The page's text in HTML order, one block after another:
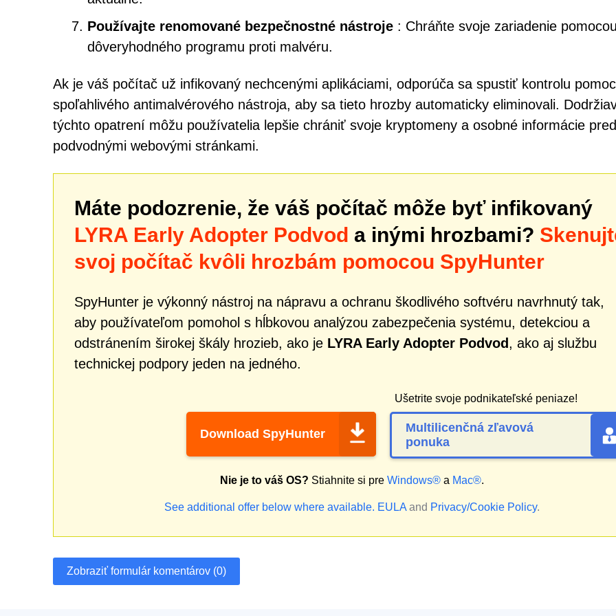
Používajte renomované bezpečnostné nástroje : Chráňte svoje zariadenie pomocou
dôveryhodného programu proti malvéru.
Ak je váš počítač už infikovaný nechcenými aplikáciami, odporúča sa spustiť kontrolu
spoľahlivého antimalvérového nástroja, aby sa tieto hrozby automaticky eliminovali.
týchto opatrení môžu používatelia lepšie chrániť svoje kryptomeny a osobné informácie pred
podvodnými webovými stránkami.
Máte podozrenie, že váš počítač môže byť infikovaný
LYRA Early Adopter Podvod a inými hrozbami?
svoj počítač kvôli hrozbám pomocou SpyHunter
SpyHunter je výkonný nástroj na nápravu a ochranu škodlivého softvéru navrhnutý tak,
aby používateľom pomohol s hĺbkovou analýzou zabezpečenia systému, detekciou a
odstránením širokej škály hrozieb, ako je LYRA Early Adopter Podvod, ako aj službu
technickej podpory jeden na jedného.
Download SpyHunter
Ušetrite svoje podnikateľské peniaze!
Multilicenčná zľavová
ponuka
Nie je to váš OS? Stiahnite si pre Windows® a Mac®.
See additional offer below where available. EULA and Privacy/Cookie Policy.
Zobraziť formulár komentárov (0)